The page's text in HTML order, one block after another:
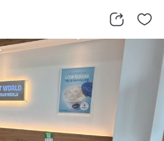
공유하기 찜하기